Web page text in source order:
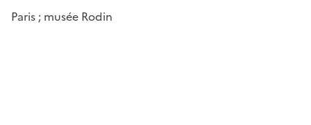
Paris ; musée Rodin